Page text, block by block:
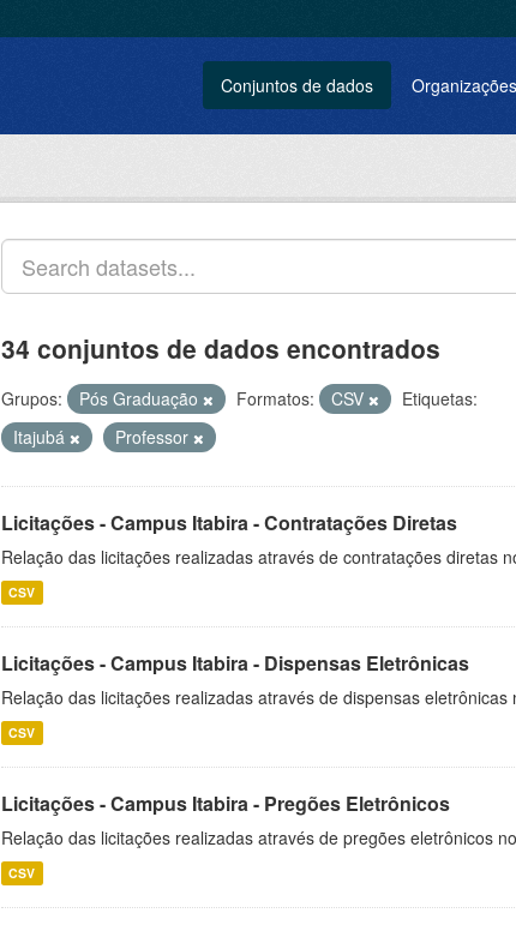
Conjuntos de dados Organizações
34 conjuntos de dados encontrados
Grupos: Pós Graduação Formatos: CSV
Etiquetas:
Itajubá
Professor
Licitações - Campus Itabira - Contratações Diretas
Relação das licitações realizadas através de contratações diretas
CSV
Licitações - Campus Itabira - Dispensas Eletrônicas
Relação das licitações realizadas através de dispensas
CSV
Licitações - Campus Itabira - Pregões Eletrônicos
Relação das licitações realizadas através de pregões eletrônicos
CSV